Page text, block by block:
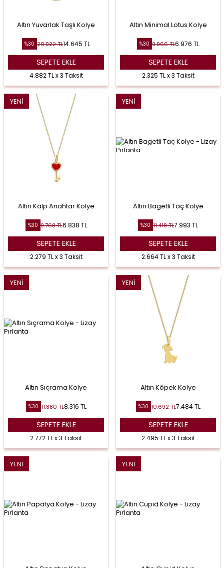
Altın Yuvarlak Taşlı Kolye
%30 20.922TL14.645 TL
SEPETE EKLE
4.882 TL x 3 Taksit
Altın Minimal Lotus Kolye
%30 9.966TL6.976 TL
SEPETE EKLE
2.325 TL x 3 Taksit
YENI
Altın Kalp Anahtar Kolye
%30 9.768TL6.838 TL
SEPETE EKLE
2.279 TL x 3 Taksit
YENI
Altın Bagetli Taç Kolye
%30 11.418TL7.993 TL
SEPETE EKLE
2.664 TL x 3 Taksit
YENI
Altın Sıçrama Kolye
%30 11.880TL8.316 TL
SEPETE EKLE
2.772 TL x 3 Taksit
YENI
Altın Köpek Kolye
%30 10.692TL7.484TL
SEPETE EKLE
2.495 TL x 3 Taksit
YENI YENI